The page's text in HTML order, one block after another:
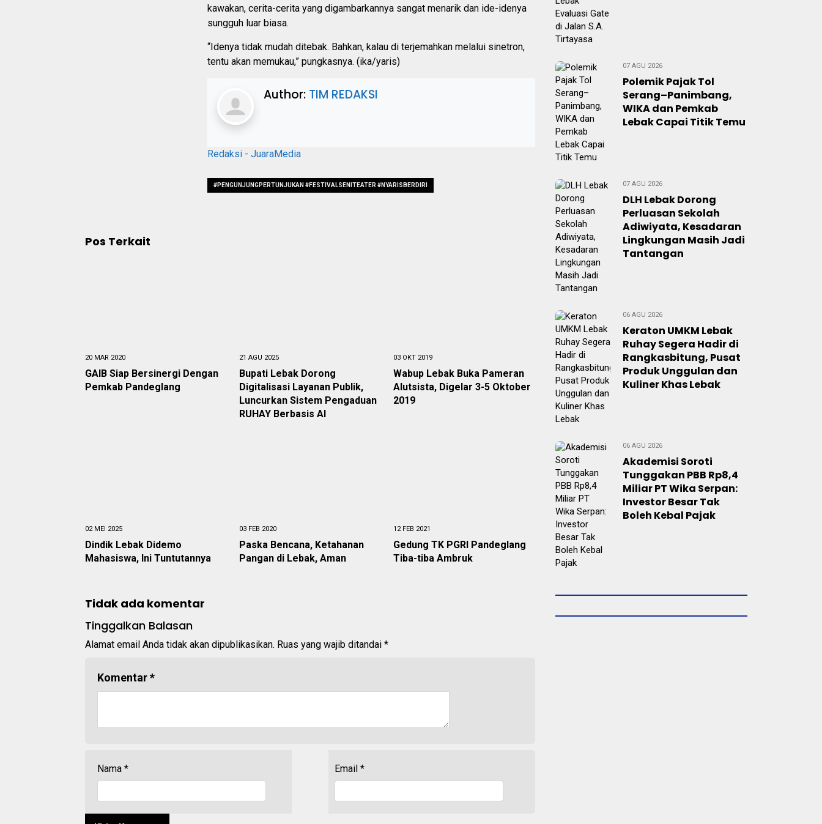
kawakan, cerita-cerita yang digambarkannya sangat menarik dan ide-idenya
sungguh luar biasa.
“Idenya tidak mudah ditebak. Bahkan, kalau di terjemahkan melalui sinetron,
tentu akan memukau,” pungkasnya. (ika/yaris)
Author: TIM REDAKSI
Redaksi - JuaraMedia
#PENGUNJUNGPERTUNJUKAN #FESTIVALSENITEATER #NYARISBERDIRI
Pos Terkait
20 MAR 2020
GAIB Siap Bersinergi Dengan
Pemkab Pandeglang
21 AGU 2025
Bupati Lebak Dorong
Digitalisasi Layanan Publik,
Luncurkan Sistem Pengaduan
RUHAY Berbasis AI
03 OKT 2019
Wabup Lebak Buka Pameran
Alutsista, Digelar 3-5 Oktober
2019
02 MEI 2025
Dindik Lebak Didemo
Mahasiswa, Ini Tuntutannya
03 FEB 2020
Paska Bencana, Ketahanan
Pangan di Lebak, Aman
12 FEB 2021
Gedung TK PGRI Pandeglang
Tiba-tiba Ambruk
Tidak ada komentar
Tinggalkan Balasan
Alamat email Anda tidak akan dipublikasikan. Ruas yang wajib ditandai *
Komentar*
Nama * Email *
07 AGU 2026
Polemik Pajak Tol
Serang–Panimbang,
WIKA dan Pemkab
Lebak Capai Titik Temu
07 AGU 2026
DLH Lebak Dorong
Perluasan Sekolah
Adiwiyata, Kesadaran
Lingkungan Masih Jadi
Tantangan
06 AGU 2026
Keraton UMKM Lebak
Ruhay Segera Hadir di
Rangkasbitung, Pusat
Produk Unggulan dan
Kuliner Khas Lebak
06 AGU 2026
Akademisi Soroti
Tunggakan PBB Rp8,4
Miliar PT Wika Serpan:
Investor Besar Tak
Boleh Kebal Pajak